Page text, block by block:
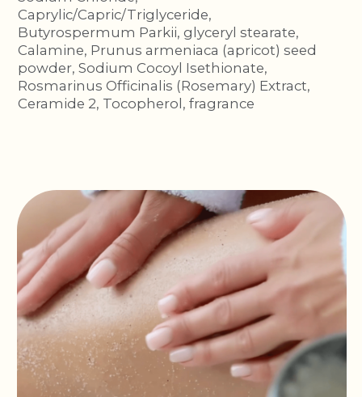
ЧТО ГОВОРЯТ КЛИЕНТЫ
О ПРОДУКТАХ COSMIDEN